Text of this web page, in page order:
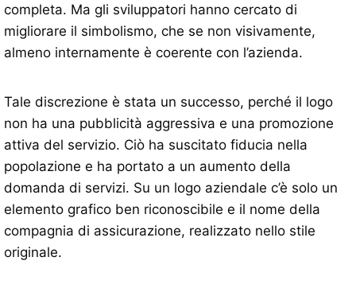
completa. Ma gli sviluppatori hanno cercato di
migliorare il simbolismo, che se non visivamente,
almeno internamente è coerente con l’azienda.
Tale discrezione è stata un successo, perché il logo
non ha una pubblicità aggressiva e una promozione
attiva del servizio. Ciò ha suscitato fiducia nella
popolazione e ha portato a un aumento della
domanda di servizi. Su un logo aziendale c’è solo un
elemento grafico ben riconoscibile e il nome della
compagnia di assicurazione, realizzato nello stile
originale.